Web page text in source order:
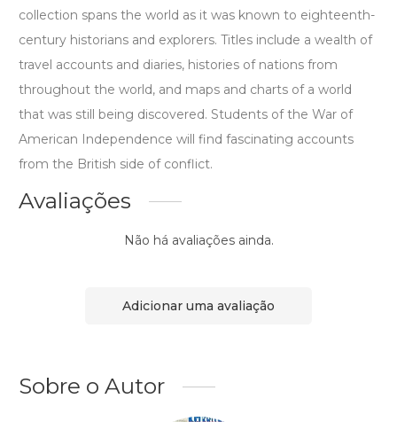
collection spans the world as it was known to eighteenth-
century historians and explorers. Titles include a wealth of
travel accounts and diaries, histories of nations from
throughout the world, and maps and charts of a world
that was still being discovered. Students of the War of
American Independence will find fascinating accounts
from the British side of conflict.
Avaliações
Não há avaliações ainda.
Adicionar uma avaliação
Sobre o Autor